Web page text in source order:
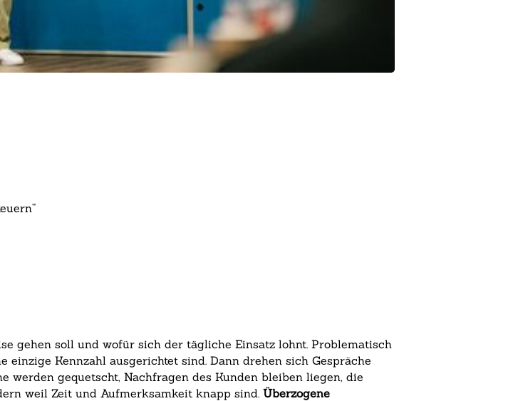
gehen soll und wofür sich der tägliche Einsatz lohnt. Problematisch
Kennzahl ausgerichtet sind. Dann drehen sich Gespräche
werden gequetscht, Nachfragen des Kunden bleiben liegen, die
weil Zeit und Aufmerksamkeit knapp sind.Überzogene